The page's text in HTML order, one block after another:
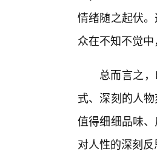
情绪随之起伏
众在不知不觉中
总而言之
式、深刻的人
值得细细品味
对人性的深刻反